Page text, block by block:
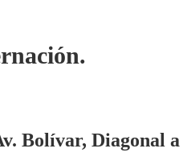
Bolívar, Diagonal a